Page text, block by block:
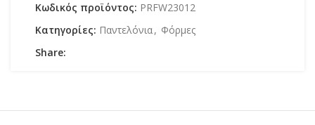
Κωδικός προϊόντος: PRFW23012
Κατηγορίες: Παντελόνια, Φόρμες
Share: